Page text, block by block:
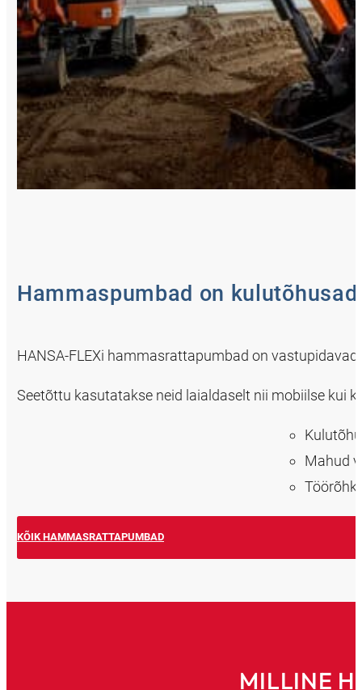
Hammaspumbad on
HANSA‑FLEXi hammasrattapumbad on
Seetõttu kasutatakse neid laialdaselt nii mobiilse kui
Mahud
Töörõhk
KÕIK HAMMASRATTAPUMBAD
MILLINE